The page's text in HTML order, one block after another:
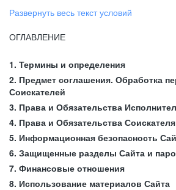
Развернуть весь текст условий
ОГЛАВЛЕНИЕ
1. Термины и определения
2. Предмет соглашения. Обработка
Соискателей
3. Права и Обязательства
4. Права и Обязательства Соискателя
5. Информационная безопасность
6. Защищенные разделы Сайта и
7. Финансовые отношения
8. Использование материалов Сайта